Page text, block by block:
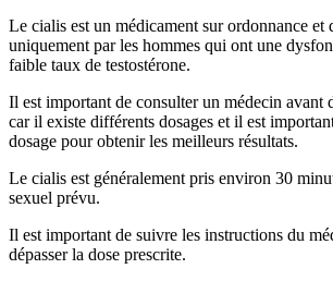
Le cialis est un médicament sur ordonnance et
uniquement par les hommes qui ont une
faible taux de testostérone.
Il est important de consulter un médecin avant
car il existe différents dosages et il est
dosage pour obtenir les meilleurs résultats.
Le cialis est généralement pris environ 30
sexuel prévu.
Il est important de suivre les instructions du
dépasser la dose prescrite.